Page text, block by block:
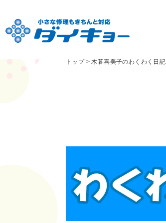
トップ>木暮喜美子のわくわく日記